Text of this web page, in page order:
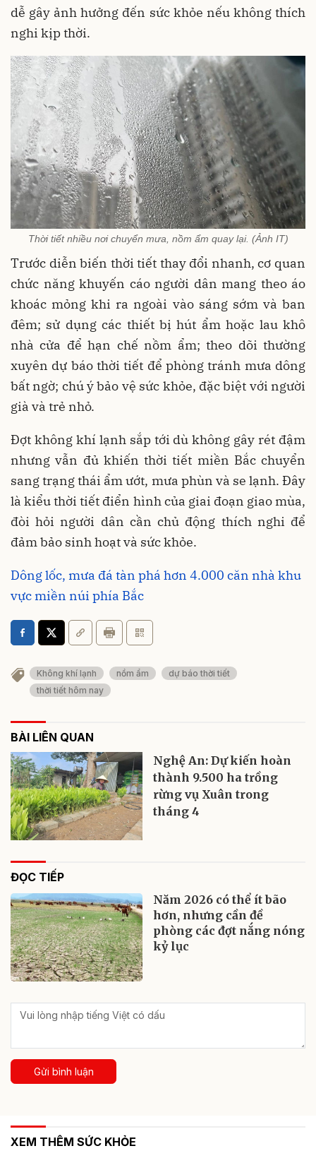
dễ gây ảnh hưởng đến sức khỏe nếu không thích
nghi kịp thời.
Thời tiết nhiều nơi chuyển mưa, nồm ẩm quay lại. (Ảnh IT)
Trước diễn biến thời tiết thay đổi nhanh, cơ quan
chức năng khuyến cáo người dân mang theo áo
khoác mỏng khi ra ngoài vào sáng sớm và ban
đêm; sử dụng các thiết bị hút ẩm hoặc lau khô
nhà cửa để hạn chế nồm ẩm; theo dõi thường
xuyên dự báo thời tiết để phòng tránh mưa dông
bất ngờ; chú ý bảo vệ sức khỏe, đặc biệt với người
già và trẻ nhỏ.
Đợt không khí lạnh sắp tới dù không gây rét đậm
nhưng vẫn đủ khiến thời tiết miền Bắc chuyển
sang trạng thái ẩm ướt, mưa phùn và se lạnh. Đây
là kiểu thời tiết điển hình của giai đoạn giao mùa,
đòi hỏi người dân cần chủ động thích nghi để
đảm bảo sinh hoạt và sức khỏe.
Dông lốc, mưa đá tàn phá hơn 4.000 căn nhà khu
vực miền núi phía Bắc
Không khí lạnh nồm ẩm
dự báo thời tiết
thời tiết hôm nay
BÀI LIÊN QUAN
Nghệ An: Dự kiến hoàn
thành 9.500 ha trồng
rừng vụ Xuân trong
tháng 4
ĐỌC TIẾP
Năm 2026 có thể ít bão
hơn, nhưng cần đề
phòng các đợt nắng nóng
kỷ lục
Gửi bình luận
XEM THÊM SỨC KHỎE